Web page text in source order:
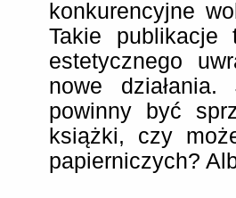
konkurencyjne
Takie
estetycznego
nowe
powinny być
książki, czy
papierniczych?